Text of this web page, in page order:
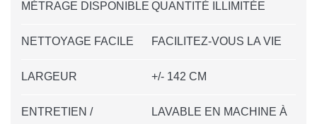
MÉTRAGE DISPONIBLE QUANTITÉ ILLIMITÉE
NETTOYAGE FACILE FACILITEZ-VOUS LA VIE
LARGEUR +/- 142 CM
ENTRETIEN /
LAVABLE EN MACHINE À